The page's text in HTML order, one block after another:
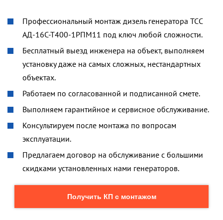
Профессиональный монтаж дизель генератора ТСС
АД-16С-Т400-1РПМ11 под ключ любой сложности.
Бесплатный выезд инженера на объект, выполняем
установку даже на самых сложных, нестандартных
объектах.
Работаем по согласованной и подписанной смете.
Выполняем гарантийное и сервисное обслуживание.
Консультируем после монтажа по вопросам
эксплуатации.
Предлагаем договор на обслуживание с большими
скидками установленных нами генераторов.
Получить КП с монтажом